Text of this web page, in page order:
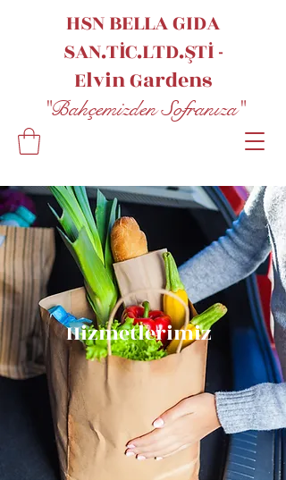
HSN BELLA GIDA
SAN.TİC.LTD.ŞTİ -
ElvinGardens
"Bahçemizden Sofranıza"
Hizmetlerimiz